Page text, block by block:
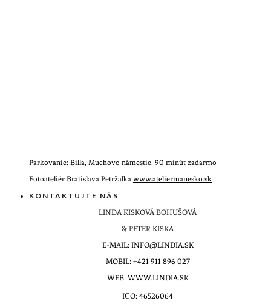
Parkovanie: Billa, Muchovo námestie, 90 minút zadarmo
Fotoateliér Bratislava Petržalka www.ateliermanesko.sk
KONTAKTUJTE NÁS
LINDA KISKOVÁ BOHUŠOVÁ
& PETER KISKA
E-MAIL: INFO@LINDIA.SK
MOBIL: +421 911 896 027
WEB: WWW.LINDIA.SK
IČO: 46526064